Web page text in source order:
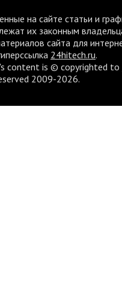
на сайте статьи и
их законным
сайта для
24hitech.ru.
content is © copyrighted to
2009-2026.